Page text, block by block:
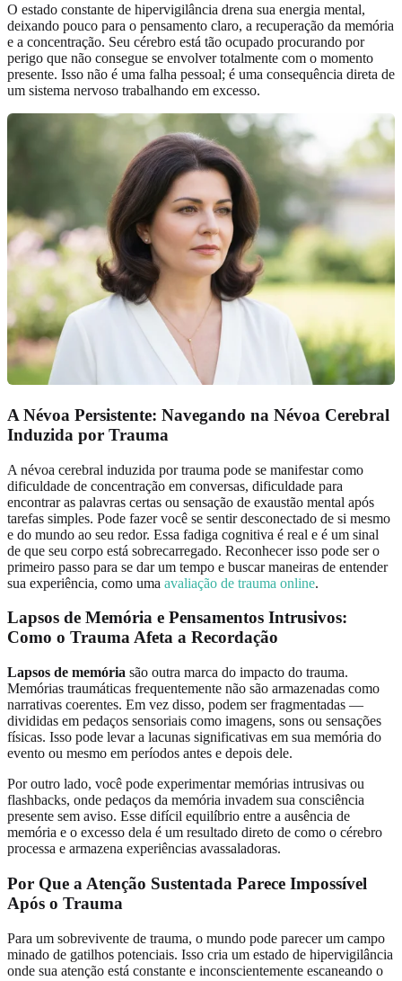
O estado constante de hipervigilância drena sua energia mental,
deixando pouco para o pensamento claro, a recuperação da memória
e a concentração. Seu cérebro está tão ocupado procurando por
perigo que não consegue se envolver totalmente com o momento
presente. Isso não é uma falha pessoal; é uma consequência direta de
um sistema nervoso trabalhando em excesso.
A Névoa Persistente: Navegando na Névoa Cerebral
Induzida por Trauma
A névoa cerebral induzida por trauma pode se manifestar como
dificuldade de concentração em conversas, dificuldade para
encontrar as palavras certas ou sensação de exaustão mental após
tarefas simples. Pode fazer você se sentir desconectado de si mesmo
e do mundo ao seu redor. Essa fadiga cognitiva é real e é um sinal
de que seu corpo está sobrecarregado. Reconhecer isso pode ser o
primeiro passo para se dar um tempo e buscar maneiras de entender
sua experiência, como uma avaliação de trauma online.
Lapsos de Memória e Pensamentos Intrusivos:
Como o Trauma Afeta a Recordação
Lapsos de memória são outra marca do impacto do trauma.
Memórias traumáticas frequentemente não são armazenadas como
narrativas coerentes. Em vez disso, podem ser fragmentadas —
divididas em pedaços sensoriais como imagens, sons ou sensações
físicas. Isso pode levar a lacunas significativas em sua memória do
evento ou mesmo em períodos antes e depois dele.
Por outro lado, você pode experimentar memórias intrusivas ou
flashbacks, onde pedaços da memória invadem sua consciência
presente sem aviso. Esse difícil equilíbrio entre a ausência de
memória e o excesso dela é um resultado direto de como o cérebro
processa e armazena experiências avassaladoras.
Por Que a Atenção Sustentada Parece Impossível
Após o Trauma
Para um sobrevivente de trauma, o mundo pode parecer um campo
minado de gatilhos potenciais. Isso cria um estado de hipervigilância
onde sua atenção está constante e inconscientemente escaneando o